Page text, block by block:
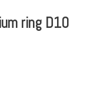
ring D10